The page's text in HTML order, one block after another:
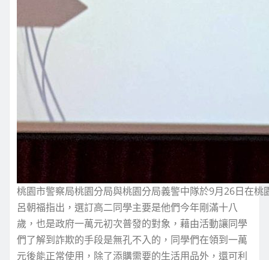
桃園市警察局桃園分局與桃園分局義警中隊於9月26日在
呂朝福指出，選訂高二同學主要是他們今年剛滿十八
歲，也是政府一萬元初次普發的對象，藉由活動讓同學
們了解到詐欺的手段是無孔不入的，同學們在領到一萬
元後能正常使用，除了添購需要的生活用品外，還可利